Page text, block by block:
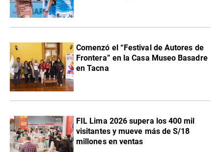
Comenzó el “Festival de Autores de
Frontera” en la Casa Museo Basadre
en Tacna
FIL Lima 2026 supera los 400 mil
visitantes y mueve más de S/18
millones en ventas